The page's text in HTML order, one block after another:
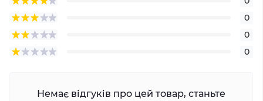
0
0
0
Немає відгуків про цей товар, станьте